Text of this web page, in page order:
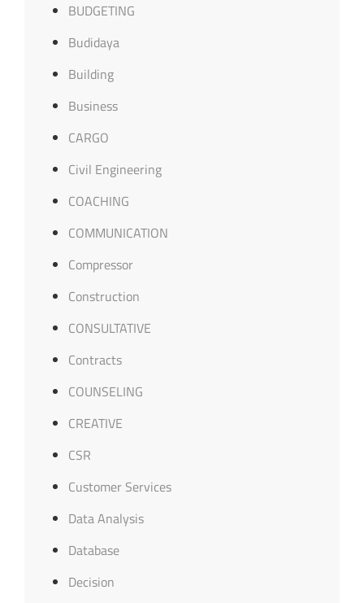
BUDGETING
Budidaya
Building
Business
CARGO
Civil Engineering
COACHING
COMMUNICATION
Compressor
Construction
CONSULTATIVE
Contracts
COUNSELING
CREATIVE
CSR
Customer Services
Data Analysis
Database
Decision